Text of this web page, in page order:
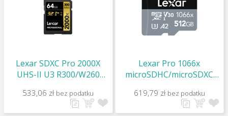
Lexar SDXC Pro 2000X
UHS-II U3 R300/W260
533,06 zł bez podatku
Lexar Pro 1066x
microSDHC/microSDXC
512Gb
619,79 zł bez podatku